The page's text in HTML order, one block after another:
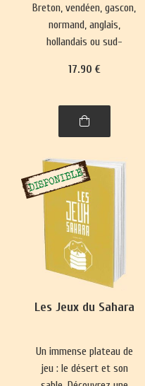
Breton, vendéen, gascon,
normand, anglais,
hollandais ou sud-
se pratique presque
emmènera à la découverte
de nombre de ses
peu surprenantes.
17.90 €
Les Jeux du Sahara
Un immense plateau de
jeu : le désert et son